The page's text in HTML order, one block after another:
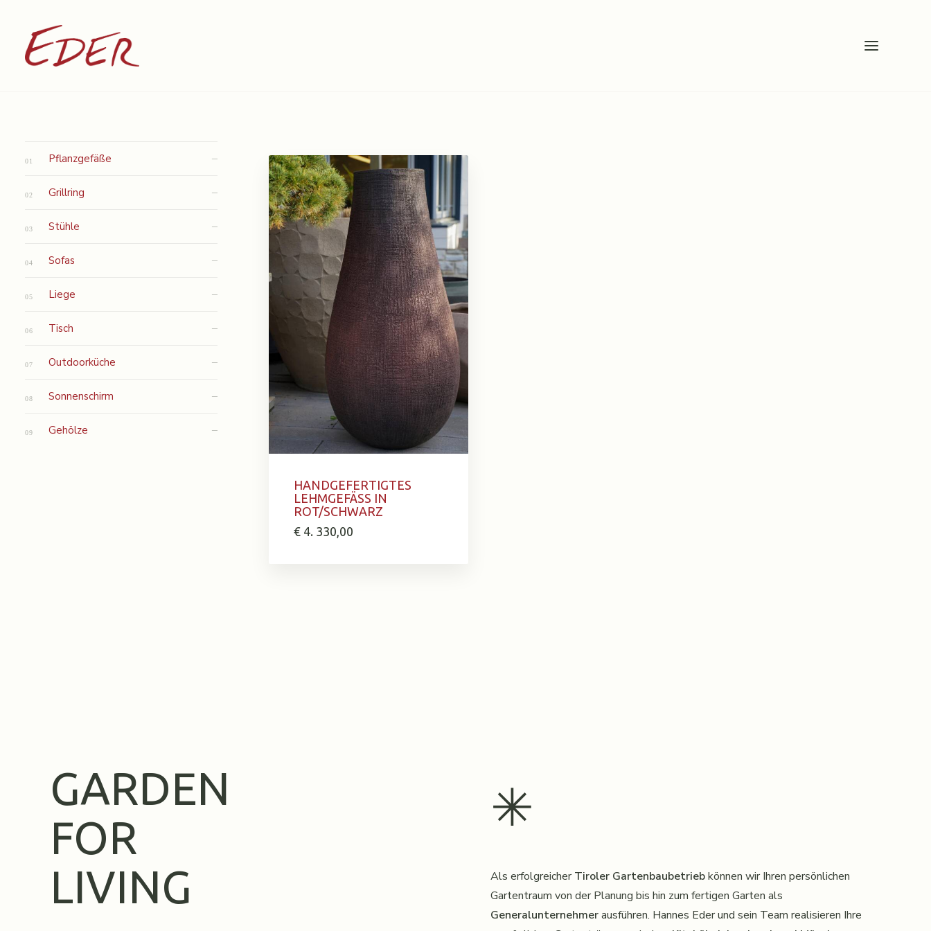
Pflanzgefäße
Grillring
Stühle
Sofas
Liege
Tisch
Outdoorküche
Sonnenschirm
Gehölze
HANDGEFERTIGTES
LEHMGEFÄSS IN
ROT/SCHWARZ
€ 4. 330,00
GARDEN
FOR
LIVING
✳︎
Als erfolgreicherTiroler Gartenbaubetriebkönnen wir Ihren persönlichen
Gartentraum von der Planung bis hin zum fertigen Garten als
Generalunternehmerausführen. Hannes Eder und sein Team realisieren Ihre